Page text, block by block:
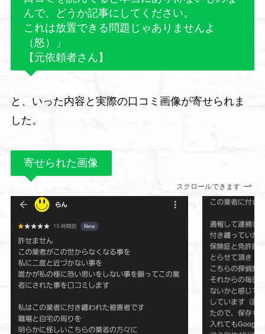
んで、どうか記事にしてください。
これは放置できる問題じゃありませんよ
（怒）」
【元依頼者さん】
と、いった内容と実際の口コミ画像が寄せられま
した。
寄せられた画像
スクロールできます